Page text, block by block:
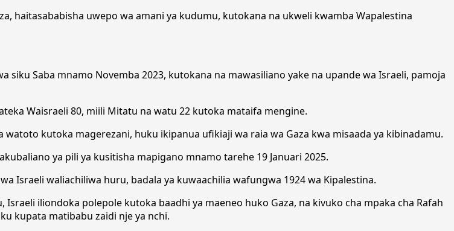
haitasababisha uwepo wa amani ya kudumu, kutokana na ukweli kwamba Wapalestina
Saba mnamo Novemba 2023, kutokana na mawasiliano yake na upande wa Israeli, pamoja
Waisraeli 80, miili Mitatu na watu 22 kutoka mataifa mengine.
kutoka magerezani, huku ikipanua ufikiaji wa raia wa Gaza kwa misaada ya kibinadamu.
ya pili ya kusitisha mapigano mnamo tarehe 19 Januari 2025.
Israeli waliachiliwa huru, badala ya kuwaachilia wafungwa 1924 wa Kipalestina.
iliondoka polepole kutoka baadhi ya maeneo huko Gaza, na kivuko cha mpaka cha Rafah
kupata matibabu zaidi nje ya nchi.